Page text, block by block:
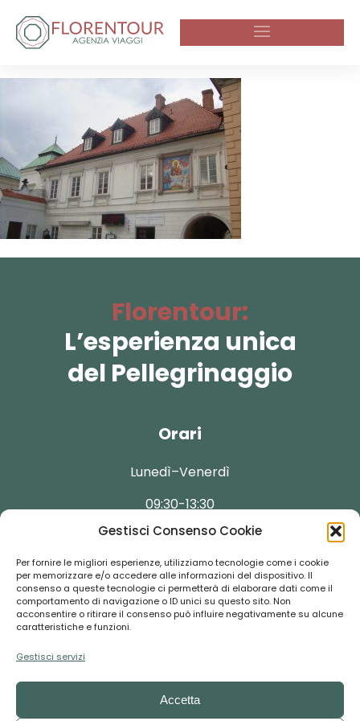
Gestisci Consenso Cookie
Per fornire le migliori esperienze, utilizziamo tecnologie come i cookie
per memorizzare e/o accedere alle informazioni del dispositivo. Il
consenso a queste tecnologie ci permetterà di elaborare dati come il
comportamento di navigazione o ID unici su questo sito. Non
acconsentire o ritirare il consenso può influire negativamente su alcune
caratteristiche e funzioni.
Gestisci servizi
Accetta
Florentour:
L’esperienza unica
del Pellegrinaggio
Orari
Lunedì–Venerdì
09:30-13:30
Contatti
+39 055-292237